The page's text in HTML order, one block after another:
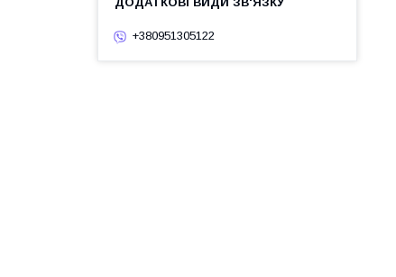
+380951305122